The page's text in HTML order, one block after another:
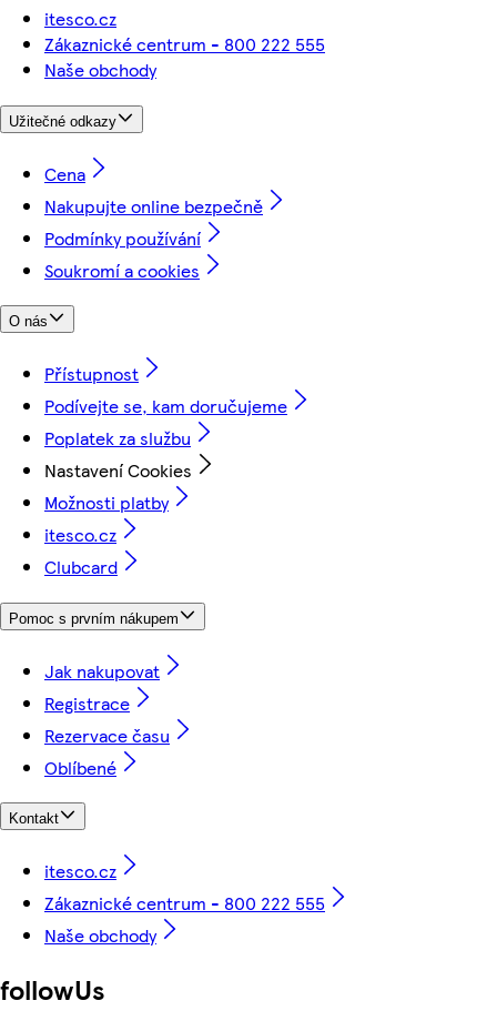
itesco.cz
Zákaznické centrum - 800 222 555
Naše obchody
Užitečné odkazy
Cena
Nakupujte online bezpečně
Podmínky používání
Soukromí a cookies
O nás
Přístupnost
Podívejte se, kam doručujeme
Poplatek za službu
Nastavení Cookies
Možnosti platby
itesco.cz
Clubcard
Pomoc s prvním nákupem
Jak nakupovat
Registrace
Rezervace času
Oblíbené
Kontakt
itesco.cz
Zákaznické centrum - 800 222 555
Naše obchody
followUs